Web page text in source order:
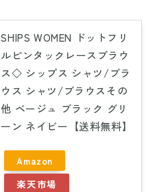
SHIPS WOMEN ドットフリ
ルピンタックレースブラウ
ス◇ シップス シャツ/ブラ
ウス シャツ/ブラウスその
他 ベージュ ブラック グリ
ーン ネイビー【送料無料】
Amazon
楽天市場